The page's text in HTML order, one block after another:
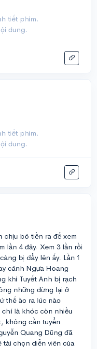
tiết phim.
dung.
tiết phim.
dung.
chịu bỏ tiền ra để xem
lần 4 đây. Xem 3 lần rồi
bị đẩy lên ấy. Lần 1
cảnh Ngựa Hoang
khi Tuyết Anh bị rạch
những dừng lại ở
thế ào ra lúc nào
là khóc còn nhiều
không cần tuyển
Quang Dũng đã
tài chọn diễn viên của